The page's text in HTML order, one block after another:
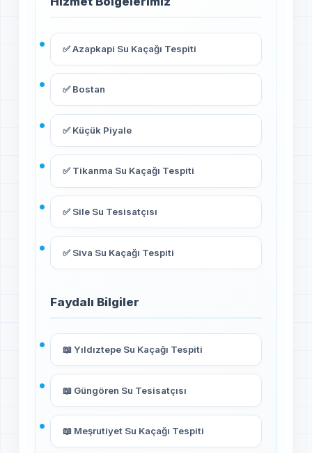
✅ Azapkapi Su Kaçağı Tespiti
✅ Bostan
✅ Küçük Piyale
✅ Tikanma Su Kaçağı Tespiti
✅ Sile Su Tesisatçısı
✅ Siva Su Kaçağı Tespiti
Faydalı Bilgiler
📖 Yıldıztepe Su Kaçağı Tespiti
📖 Güngören Su Tesisatçısı
📖 Meşrutiyet Su Kaçağı Tespiti